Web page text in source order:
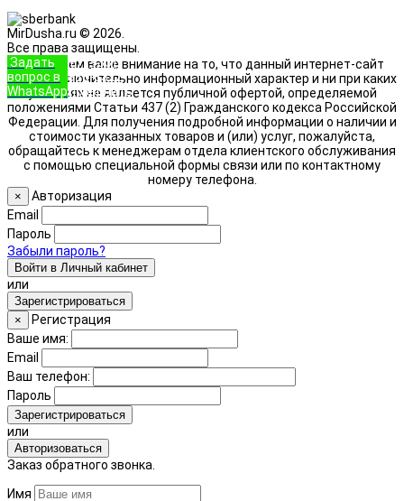
MirDusha.ru © 2026.
Все права защищены.
Обращаем ваше внимание на то, что данный интернет-сайт
носит исключительно информационный характер и ни при каких
условиях не является публичной офертой, определяемой
положениями Статьи 437 (2) Гражданского кодекса Российской
Федерации. Для получения подробной информации о наличии и
стоимости указанных товаров и (или) услуг, пожалуйста,
обращайтесь к менеджерам отдела клиентского обслуживания
с помощью специальной формы связи или по контактному
номеру телефона.
Задать
вопрос в
WhatsApp
+7 (933)
888-8322
Позвонить
×
Авторизация
Email
Пароль
Забыли пароль?
Войти в Личный кабинет
или
Зарегистрироваться
×
Регистрация
Ваше имя:
Email
Ваш телефон:
Пароль
Зарегистрироваться
или
Авторизоваться
Заказ обратного звонка.
Имя